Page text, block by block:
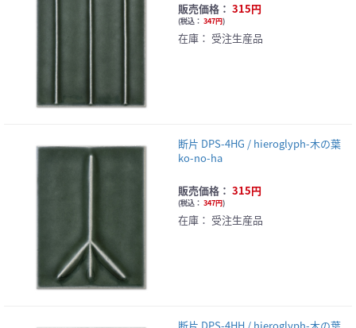
販売価格： 315円
(税込： 347円)
在庫： 受注生産品
断片 DPS-4HG / hieroglyph-木の葉
ko-no-ha
販売価格： 315円
(税込： 347円)
在庫： 受注生産品